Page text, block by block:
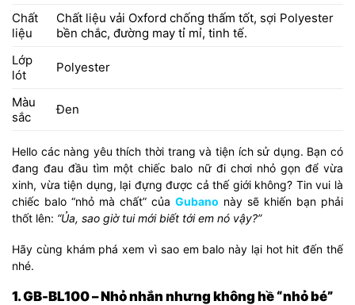
Chất
liệu
Chất liệu vải Oxford chống thấm tốt, sợi Polyester
bền chắc, đường may tỉ mỉ, tinh tế.
Lớp
lót
Polyester
Màu
sắc
Đen
Hello các nàng yêu thích thời trang và tiện ích sử dụng. Bạn có
đang đau đầu tìm một chiếc balo nữ đi chơi nhỏ gọn để vừa
xinh, vừa tiện dụng, lại đựng được cả thế giới không? Tin vui là
chiếc balo “nhỏ mà chất” của Gubano này sẽ khiến bạn phải
thốt lên: “Ủa, sao giờ tui mới biết tới em nó vậy?”
Hãy cùng khám phá xem vì sao em balo này lại hot hit đến thế
nhé.
1. GB-BL100 – Nhỏ nhắn nhưng không hề “nhỏ bé”